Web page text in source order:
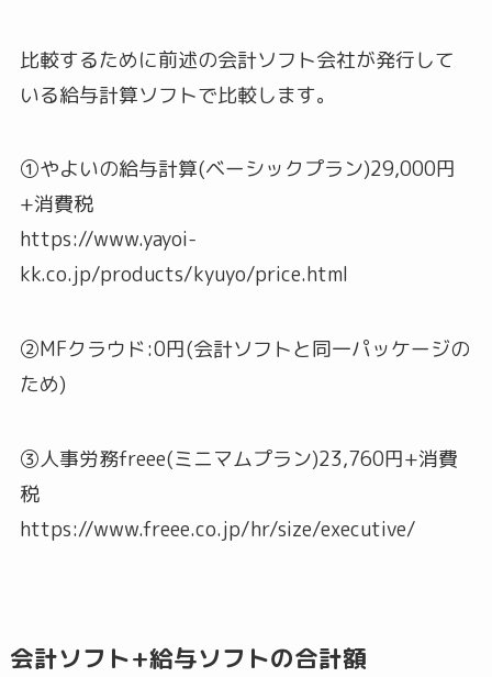
比較するために前述の会計ソフト会社が発行して
いる給与計算ソフトで比較します。
①やよいの給与計算(ベーシックプラン)29,000円
+消費税
https://www.yayoi-
kk.co.jp/products/kyuyo/price.html
②MFクラウド:0円(会計ソフトと同一パッケージの
ため)
③人事労務freee(ミニマムプラン)23,760円+消費
税
https://www.freee.co.jp/hr/size/executive/
会計ソフト+給与ソフトの合計額